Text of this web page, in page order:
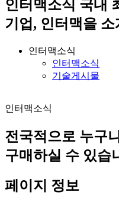
인터맥소식 국내
기업, 인터맥을 소
인터맥소식
인터맥소식
기술게시물
인터맥소식
전국적으로 누구
구매하실 수 있습
페이지 정보